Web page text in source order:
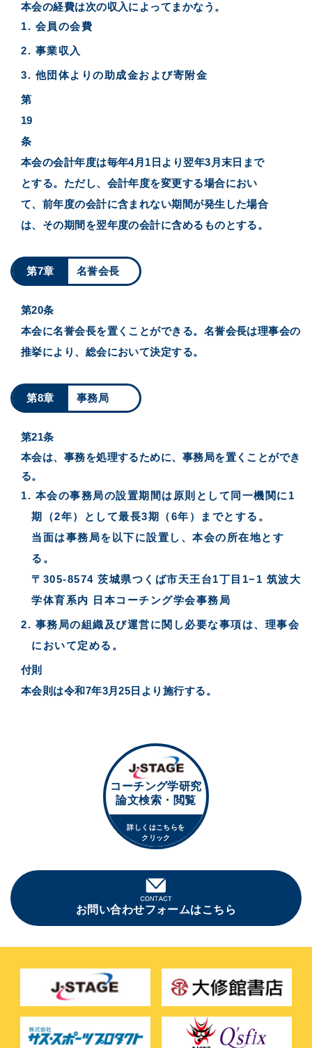
本会の経費は次の収入によってまかなう。
会員の会費
事業収入
他団体よりの助成金および寄附金
第
19
条
本会の会計年度は毎年4月1日より翌年3月末日まで
とする。ただし、会計年度を変更する場合におい
て、前年度の会計に含まれない期間が発生した場合
は、その期間を翌年度の会計に含めるものとする。
第7章 名誉会長
第20条
本会に名誉会長を置くことができる。名誉会長は理事会の
推挙により、総会において決定する。
第8章 事務局
第21条
本会は、事務を処理するために、事務局を置くことができ
る。
本会の事務局の設置期間は原則として同一機関に1
期（2年）として最長3期（6年）までとする。
当面は事務局を以下に設置し、本会の所在地とす
る。
〒305-8574 茨城県つくば市天王台1丁目1−1 筑波大
学体育系内 日本コーチング学会事務局
事務局の組織及び運営に関し必要な事項は、理事会
において定める。
付則
本会則は令和7年3月25日より施行する。
コーチング学研究
論文検索・閲覧
詳しくはこちらを
クリック
お問い合わせフォームはこちら